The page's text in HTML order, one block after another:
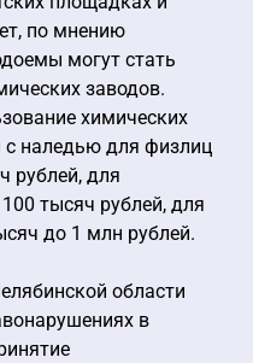
по мнению
могут стать
заводов.
химических
с наледью для физлиц
рублей, для
тысяч рублей, для
до 1 млн рублей.
области
в